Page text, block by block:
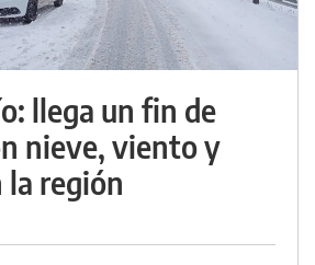
llega un fin de
nieve, viento y
la región